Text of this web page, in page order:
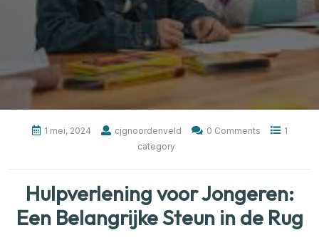
1 mei, 2024 cjgnoordenveld 0 Comments
1
category
Hulpverlening voor Jongeren:
Een Belangrijke Steun in de Rug